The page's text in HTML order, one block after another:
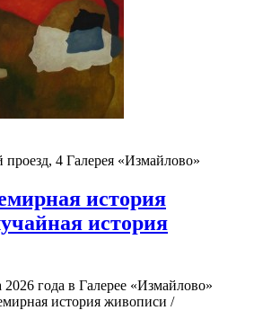
4 Галерея «Измайлово»
история
история
года в Галерее «Измайлово»
история живописи /